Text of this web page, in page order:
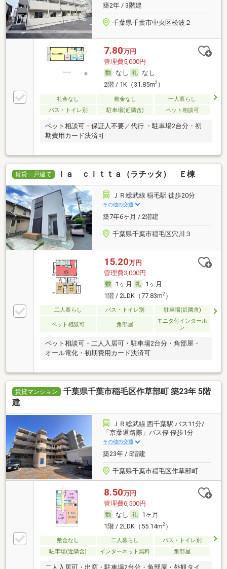
築2年 / 3階建
千葉県千葉市中央区松波２
7.80万円
管理費5,000円
なし
なし
2階 / 1K（31.85m2）
礼金なし 敷金なし
一人暮らし
バス・トイレ別
駐車場(近隣含) ペット相談可
ペット相談可・保証人不要／代行 ・駐車場2台分・初
期費用カード決済可
賃貸一戸建て ｌａ ｃｉｔｔａ（ラチッタ） Ｅ棟
ＪＲ総武線 稲毛駅 徒歩20分
その他の交通
築7年6ヶ月 / 2階建
千葉県千葉市稲毛区穴川３
15.20万円
管理費3,000円
1ヶ月
1ヶ月
1階 / 2LDK（77.83m2）
二人暮らし バス・トイレ別 駐車場(近隣含)
ペット相談可 角部屋
モニタ付インターホ
ン
ペット相談可・二人入居可・駐車場2台分・角部屋・
オール電化・初期費用カード決済可
賃貸マンション
千葉県千葉市稲毛区作草部町 築23年 5階
建
ＪＲ総武線 西千葉駅 バス11分/
「京葉道路際」バス停 停歩1分
その他の交通
築23年 / 5階建
千葉県千葉市稲毛区作草部町
8.50万円
管理費6,500円
なし
1ヶ月
1階 / 2LDK（55.14m2）
敷金なし 二人暮らし
バス・トイレ別
駐車場(近隣含)
インターネット無料 角部屋
二人入居可・出窓・駐車場2台分・角部屋・外観タイ